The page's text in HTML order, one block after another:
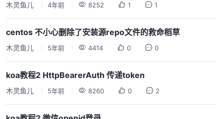
木灵鱼儿 4年前 8252 1 1
centos 不小心删除了安装源repo文件的救命稻草
木灵鱼儿 5年前 4414 0 0
koa教程2 HttpBearerAuth 传递token
木灵鱼儿 5年前 8260 0 2